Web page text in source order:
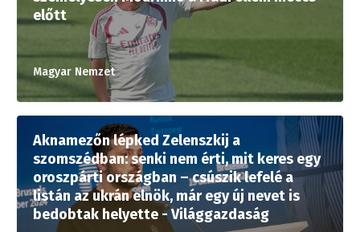
előtt
Magyar Nemzet
Aknamezőn lépked Zelenszkij a
szomszédban: senki nem érti, mit keres egy
oroszpárti országban – csúszik lefelé a
listán az ukrán elnök, már egy új nevet is
bedobtak helyette - Világgazdaság